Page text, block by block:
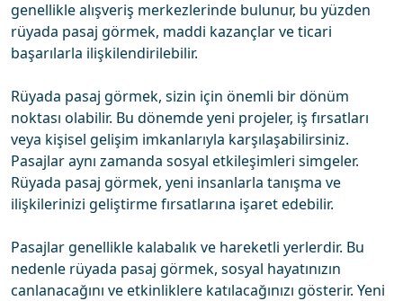
genellikle alışveriş merkezlerinde bulunur, bu yüzden
rüyada pasaj görmek, maddi kazançlar ve ticari
başarılarla ilişkilendirilebilir.
Rüyada pasaj görmek, sizin için önemli bir dönüm
noktası olabilir. Bu dönemde yeni projeler, iş fırsatları
veya kişisel gelişim imkanlarıyla karşılaşabilirsiniz.
Pasajlar aynı zamanda sosyal etkileşimleri simgeler.
Rüyada pasaj görmek, yeni insanlarla tanışma ve
ilişkilerinizi geliştirme fırsatlarına işaret edebilir.
Pasajlar genellikle kalabalık ve hareketli yerlerdir. Bu
nedenle rüyada pasaj görmek, sosyal hayatınızın
canlanacağını ve etkinliklere katılacağınızı gösterir. Yeni